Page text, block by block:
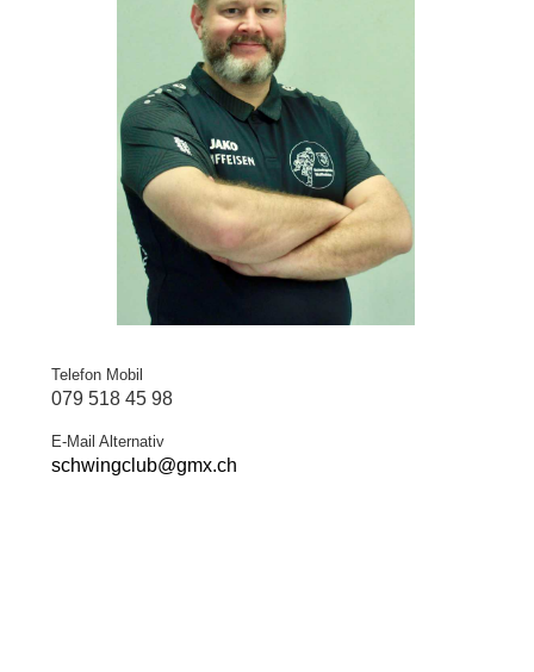
Telefon Mobil
079 518 45 98
E-Mail Alternativ
schwingclub@gmx.ch